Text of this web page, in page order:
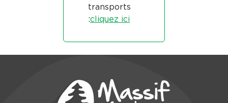
transports
:cliquez ici